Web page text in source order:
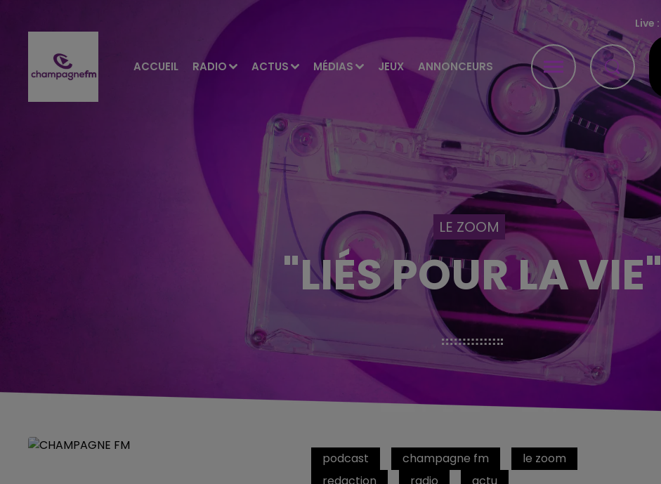
ACCUEIL RADIO ACTUS MÉDIAS JEUX ANNONCEURS
Live :
LE ZOOM
"LIÉS POUR LA VIE"
podcast champagne fm
le zoom